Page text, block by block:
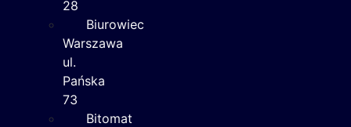
28
Biurowiec
Warszawa
ul.
Pańska
73
Bitomat